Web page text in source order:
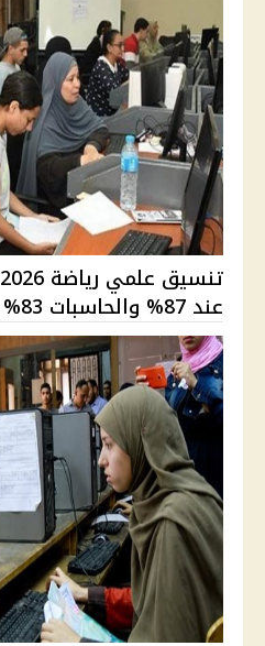
عند 87% والحاسبات 83% وأماكن بال...